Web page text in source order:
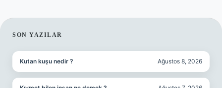
SIDEBAR
SON YAZILAR
Kutan kuşu nedir ? Ağustos 8, 2026